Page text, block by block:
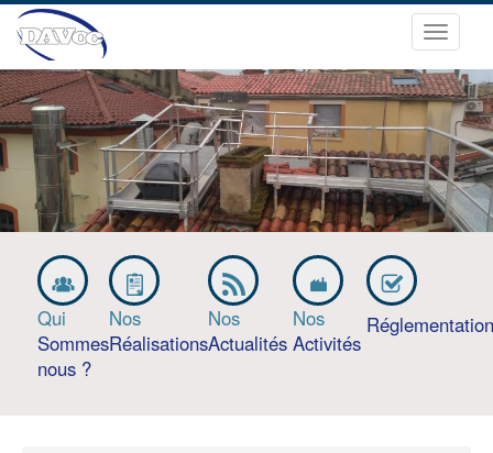
Ouvrir
le
menu
Qui
Sommes
nous ?
Nos
Réalisations
Nos
Actualités
Nos
Activités
Réglementation